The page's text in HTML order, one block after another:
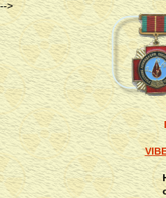
-->